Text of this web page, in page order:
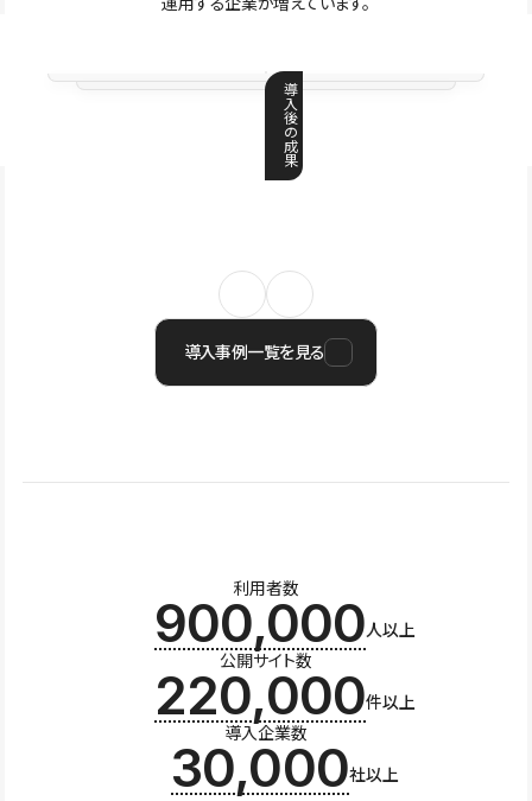
導
入
後
の
成
果
導入事例一覧を見る
利用者数
900,000人以上
公開サイト数
220,000件以上
導入企業数
30,000社以上